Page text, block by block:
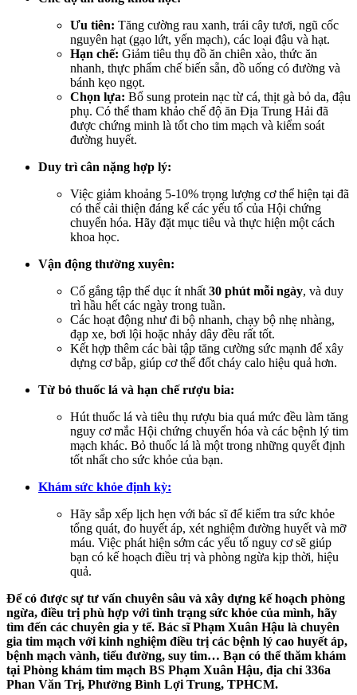
Ưu tiên: Tăng cường rau xanh, trái cây tươi, ngũ cốc
nguyên hạt (gạo lứt, yến mạch), các loại đậu và hạt.
Hạn chế: Giảm tiêu thụ đồ ăn chiên xào, thức ăn
nhanh, thực phẩm chế biến sẵn, đồ uống có đường và
bánh kẹo ngọt.
Chọn lựa: Bổ sung protein nạc từ cá, thịt gà bỏ da, đậu
phụ. Có thể tham khảo chế độ ăn Địa Trung Hải đã
được chứng minh là tốt cho tim mạch và kiểm soát
đường huyết.
Duy trì cân nặng hợp lý:
Việc giảm khoảng 5-10% trọng lượng cơ thể hiện tại đã
có thể cải thiện đáng kể các yếu tố của Hội chứng
chuyển hóa. Hãy đặt mục tiêu và thực hiện một cách
khoa học.
Vận động thường xuyên:
Cố gắng tập thể dục ít nhất 30 phút mỗi ngày, và duy
trì hầu hết các ngày trong tuần.
Các hoạt động như đi bộ nhanh, chạy bộ nhẹ nhàng,
đạp xe, bơi lội hoặc nhảy dây đều rất tốt.
Kết hợp thêm các bài tập tăng cường sức mạnh để xây
dựng cơ bắp, giúp cơ thể đốt cháy calo hiệu quả hơn.
Từ bỏ thuốc lá và hạn chế rượu bia:
Hút thuốc lá và tiêu thụ rượu bia quá mức đều làm tăng
nguy cơ mắc Hội chứng chuyển hóa và các bệnh lý tim
mạch khác. Bỏ thuốc lá là một trong những quyết định
tốt nhất cho sức khỏe của bạn.
Khám sức khỏe định kỳ:
Hãy sắp xếp lịch hẹn với bác sĩ để kiểm tra sức khỏe
tổng quát, đo huyết áp, xét nghiệm đường huyết và mỡ
máu. Việc phát hiện sớm các yếu tố nguy cơ sẽ giúp
bạn có kế hoạch điều trị và phòng ngừa kịp thời, hiệu
quả.
Để có được sự tư vấn chuyên sâu và xây dựng kế hoạch phòng
ngừa, điều trị phù hợp với tình trạng sức khỏe của mình, hãy
tìm đến các chuyên gia y tế. Bác sĩ Phạm Xuân Hậu là chuyên
gia tim mạch với kinh nghiệm điều trị các bệnh lý cao huyết áp,
bệnh mạch vành, tiểu đường, suy tim… Bạn có thể thăm khám
tại Phòng khám tim mạch BS Phạm Xuân Hậu, địa chỉ 336a
Phan Văn Trị, Phường Bình Lợi Trung, TPHCM.